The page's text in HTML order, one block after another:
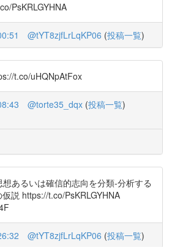
PsKRLGYHNA
@tYT8zjfLrLqKP06 (投稿一覧)
t.co/uHQNpAtFox
@torte35_dqx (投稿一覧)
あるいは確信的志向を分類-分析する
説 https://t.co/PsKRLGYHNA
@tYT8zjfLrLqKP06 (投稿一覧)